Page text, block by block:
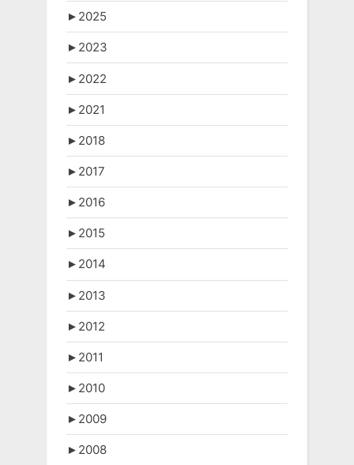
► 2025
► 2023
► 2022
► 2021
► 2018
► 2017
► 2016
► 2015
► 2014
► 2013
► 2012
► 2011
► 2010
► 2009
► 2008